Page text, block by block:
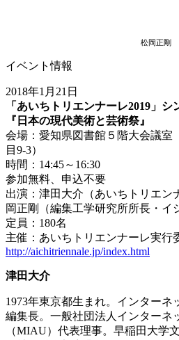
松岡正剛
イベント情報
2018年1月21日
「あいちトリエンナーレ2019」シ
『日本の現代美術と芸術祭』
会場：愛知県図書館５階大会議室
目9-3）
時間：14:45～16:30
参加無料、申込不要
出演：津田大介（あいちトリエン
岡正剛（編集工学研究所所長・イ
定員：180名
主催：あいちトリエンナーレ実行
http://aichitriennale.jp/index.html
津田大介
1973年東京都生まれ。インターネ
編集長。一般社団法人インターネ
（MIAU）代表理事。早稲田大学